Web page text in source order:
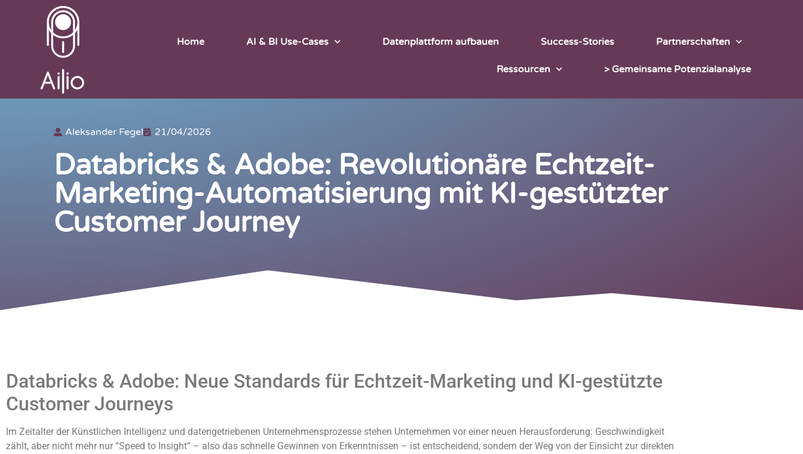
Home AI & BI Use-Cases Datenplattform aufbauen Success-Stories Partnerschaften
Ressourcen > Gemeinsame Potenzialanalyse
Aleksander Fegel 21/04/2026
Databricks & Adobe: Revolutionäre Echtzeit-
Marketing-Automatisierung mit KI-gestützter
Customer Journey
Databricks & Adobe: Neue Standards für Echtzeit-Marketing und KI-gestützte
Customer Journeys
Im Zeitalter der Künstlichen Intelligenz und datengetriebenen Unternehmensprozesse stehen Unternehmen vor einer neuen Herausforderung: Geschwindigkeit
zählt, aber nicht mehr nur “Speed to Insight” – also das schnelle Gewinnen von Erkenntnissen – ist entscheidend, sondern der Weg von der Einsicht zur direkten